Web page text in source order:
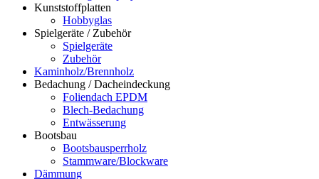
Kunststoffplatten
Hobbyglas
Spielgeräte / Zubehör
Spielgeräte
Zubehör
Kaminholz/Brennholz
Bedachung / Dacheindeckung
Foliendach EPDM
Blech-Bedachung
Entwässerung
Bootsbau
Bootsbausperrholz
Stammware/Blockware
Dämmung